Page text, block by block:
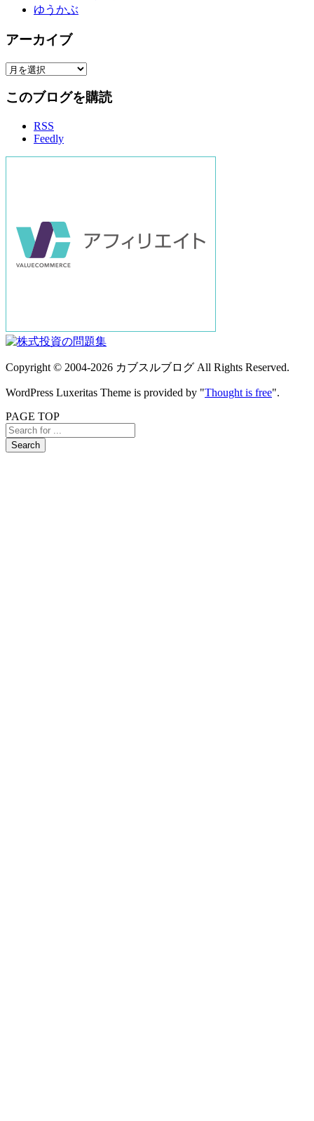
ゆうかぶ
アーカイブ
ア
カ
このブログを購読
RSS
Feedly
Copyright © 2004-2026 カブスルブログ All Rights Reserved.
WordPress Luxeritas Theme is provided by "Thought is free".
PAGE TOP